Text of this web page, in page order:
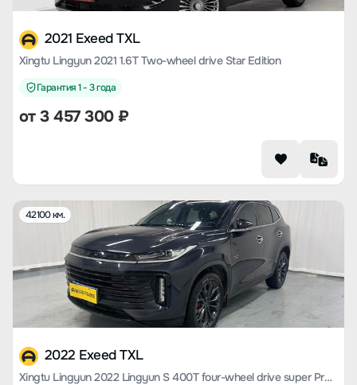
2021 Exeed TXL
Xingtu Lingyun 2021 1.6T Two-wheel drive Star Edition
Гарантия 1 - 3 года
от3 457 300₽
42100 км.
2022 Exeed TXL
Xingtu Lingyun 2022 Lingyun S 400T four-wheel drive super Pro Version